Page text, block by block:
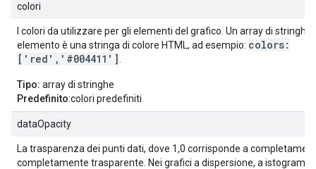
colori
I colori da utilizzare per gli elementi del grafico. Un array di
elemento è una stringa di colore HTML, ad esempio: colors:
['red','#004411']
Tipo: array di stringhe
Predefinito:colori predefiniti
dataOpacity
La trasparenza dei punti dati, dove 1,0 corrisponde a
completamente trasparente. Nei grafici a dispersione, a